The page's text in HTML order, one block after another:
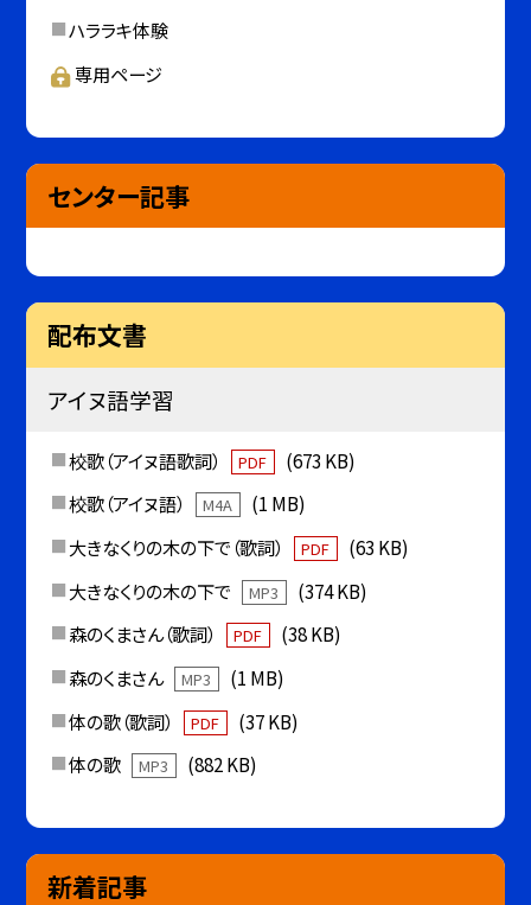
ハララキ体験
専用ページ
センター記事
配布文書
アイヌ語学習
校歌（アイヌ語歌詞） PDF
(673 KB)
校歌（アイヌ語）
M4A
(1 MB)
大きなくりの木の下で（歌詞）
PDF
(63 KB)
大きなくりの木の下で
MP3
(374 KB)
森のくまさん（歌詞）
PDF
(38 KB)
森のくまさん
MP3
(1 MB)
体の歌（歌詞）
PDF
(37 KB)
体の歌
MP3 (882 KB)
新着記事